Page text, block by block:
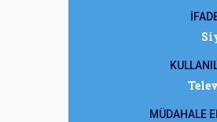
MÜDAHALE